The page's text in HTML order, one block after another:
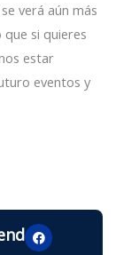
verá aún más
si quieres
estar
eventos y